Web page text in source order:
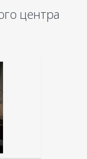
центра